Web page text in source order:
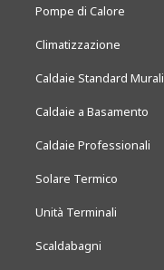
Pompe di Calore
Climatizzazione
Caldaie Standard Murali
Caldaie a Basamento
Caldaie Professionali
Solare Termico
Unità Terminali
Scaldabagni